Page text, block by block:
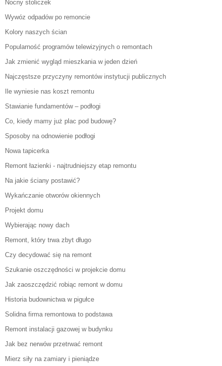
Nocny stoliczek
Wywóz odpadów po remoncie
Kolory naszych ścian
Popularność programów telewizyjnych o remontach
Jak zmienić wygląd mieszkania w jeden dzień
Najczęstsze przyczyny remontów instytucji publicznych
Ile wyniesie nas koszt remontu
Stawianie fundamentów – podłogi
Co, kiedy mamy już plac pod budowę?
Sposoby na odnowienie podłogi
Nowa tapicerka
Remont łazienki - najtrudniejszy etap remontu
Na jakie ściany postawić?
Wykańczanie otworów okiennych
Projekt domu
Wybierając nowy dach
Remont, który trwa zbyt długo
Czy decydować się na remont
Szukanie oszczędności w projekcie domu
Jak zaoszczędzić robiąc remont w domu
Historia budownictwa w pigułce
Solidna firma remontowa to podstawa
Remont instalacji gazowej w budynku
Jak bez nerwów przetrwać remont
Mierz siły na zamiary i pieniądze